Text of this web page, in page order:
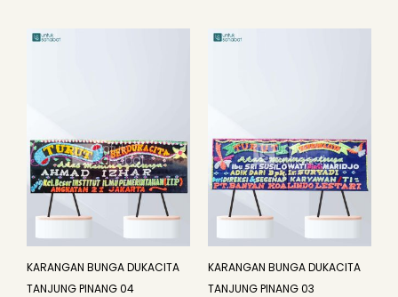
KARANGAN BUNGA DUKACITA
TANJUNG PINANG 04
KARANGAN BUNGA DUKACITA
TANJUNG PINANG 03